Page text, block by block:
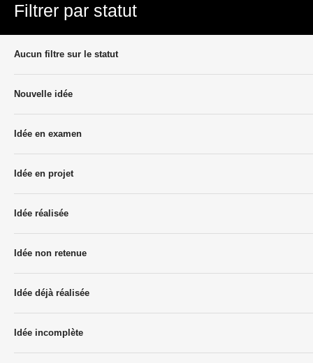
Filtrer par statut
Aucun filtre sur le statut
Nouvelle idée
Idée en examen
Idée en projet
Idée réalisée
Idée non retenue
Idée déjà réalisée
Idée incomplète